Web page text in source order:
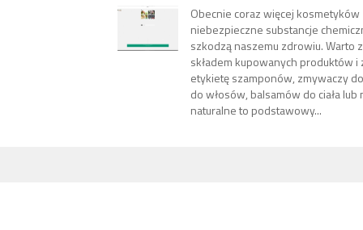
Obecnie coraz więcej
niebezpieczne substancje
szkodzą naszemu zdrowiu. Warto
składem kupowanych produktów i
etykietę szamponów, zmywaczy
do włosów, balsamów do ciała lub
naturalne to podstawowy...